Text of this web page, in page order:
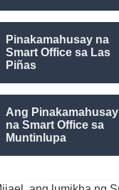
Pinakamahusay na
Smart Office sa Las
Piñas
Ang Pinakamahusay
na Smart Office sa
Muntinlupa